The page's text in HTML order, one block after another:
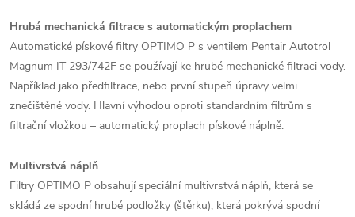
Hrubá mechanická filtrace s automatickým proplachem
Automatické pískové filtry OPTIMO P s ventilem Pentair Autotrol
Magnum IT 293/742F se používají ke hrubé mechanické filtraci vody.
Například jako předfiltrace, nebo první stupeň úpravy velmi
znečištěné vody. Hlavní výhodou oproti standardním filtrům s
filtrační vložkou – automatický proplach pískové náplně.
Multivrstvá náplň
Filtry OPTIMO P obsahují speciální multivrstvá náplň, která se
skládá ze spodní hrubé podložky (štěrku), která pokrývá spodní